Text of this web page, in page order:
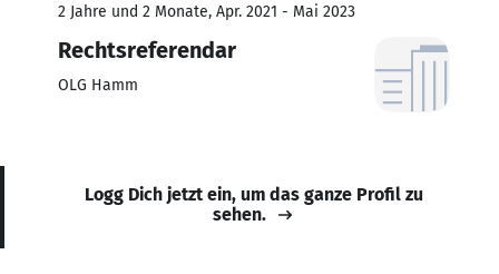
2 Jahre und 2 Monate, Apr. 2021 - Mai 2023
Rechtsreferendar
OLG Hamm
Logg Dich jetzt ein, um das ganze Profil zu
sehen.